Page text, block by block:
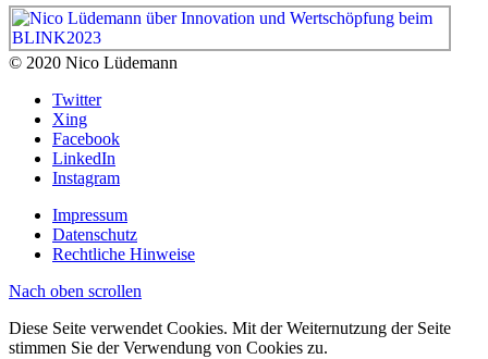
© 2020 Nico Lüdemann
Twitter
Xing
Facebook
LinkedIn
Instagram
Impressum
Datenschutz
Rechtliche Hinweise
Nach oben scrollen
Diese Seite verwendet Cookies. Mit der Weiternutzung der Seite
stimmen Sie der Verwendung von Cookies zu.